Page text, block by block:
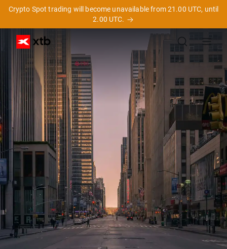
Crypto Spot trading will become unavailable from 21.00 UTC, until
2.00 UTC.